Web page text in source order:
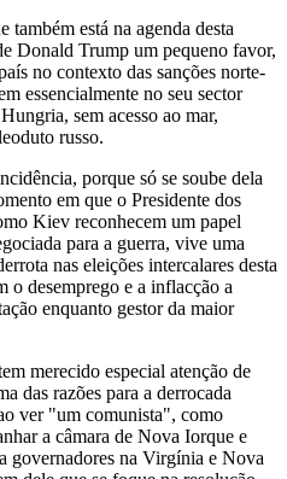
está na agenda desta
Donald Trump um pequeno favor,
no contexto das sanções norte-
essencialmente no seu sector
sem acesso ao mar,
russo.
porque só se soube dela
em que o Presidente dos
Kiev reconhecem um papel
para a guerra, vive uma
nas eleições intercalares desta
o desemprego e a inflacção a
enquanto gestor da maior
merecido especial atenção de
das razões para a derrocada
ver "um comunista", como
a câmara de Nova Iorque e
governadores na Virgínia e Nova